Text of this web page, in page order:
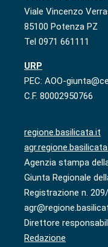
Viale Vincenzo
85100 Potenza PZ
Tel 0971 661111
URP
PEC: AOO-
C.F. 80002950766
regione.basilicata.it
Agenzia stampa
Giunta Regionale
Registrazione n.
Direttore
Redazione